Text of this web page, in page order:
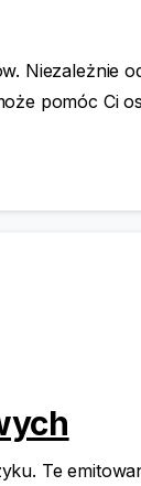
Niezależnie
pomóc Ci
Te